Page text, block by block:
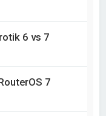
6 vs 7
7